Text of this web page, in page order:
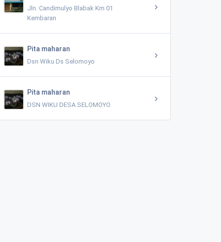
Jln. Candimulyo Blabak Km 01
Kembaran
Pita maharan
Dsn Wiku Ds Selomoyo
Pita maharan
DSN WIKU DESA SELOMOYO